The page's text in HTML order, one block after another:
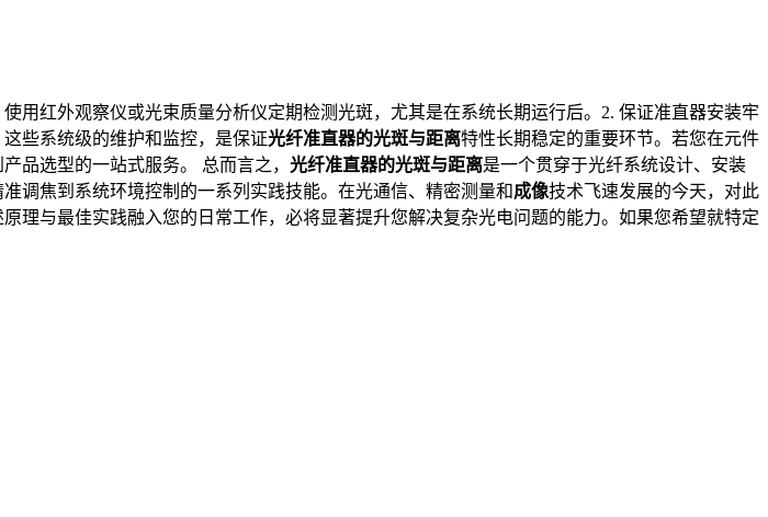
用红外观察仪或光束质量分析仪定期检测光斑，尤其是在系统长期运行后。2. 保证准直器安装牢
些系统级的维护和监控，是保证光纤准直器的光斑与距离特性长期稳定的重要环节。若您在元件
品选型的一站式服务。 总而言之， 光纤准直器的光斑与距离是一个贯穿于光纤系统设计、安装
调焦到系统环境控制的一系列实践技能。在光通信、精密测量和成像技术飞速发展的今天，对此
理与最佳实践融入您的日常工作，必将显著提升您解决复杂光电问题的能力。如果您希望就特定